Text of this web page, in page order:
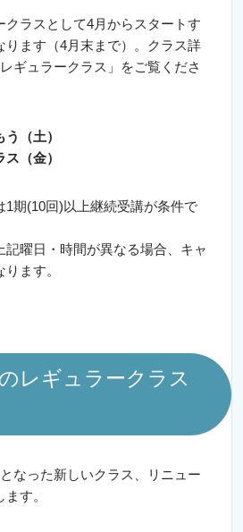
クラスとして4月からスタートす
ります（4月末まで）。クラス詳
ギュラークラス」をご覧くださ
（土）
（金）
期(10回)以上継続受講が条件で
曜日・時間が異なる場合、キャ
ます。
レギュラークラス
なった新しいクラス、リニュー
す。